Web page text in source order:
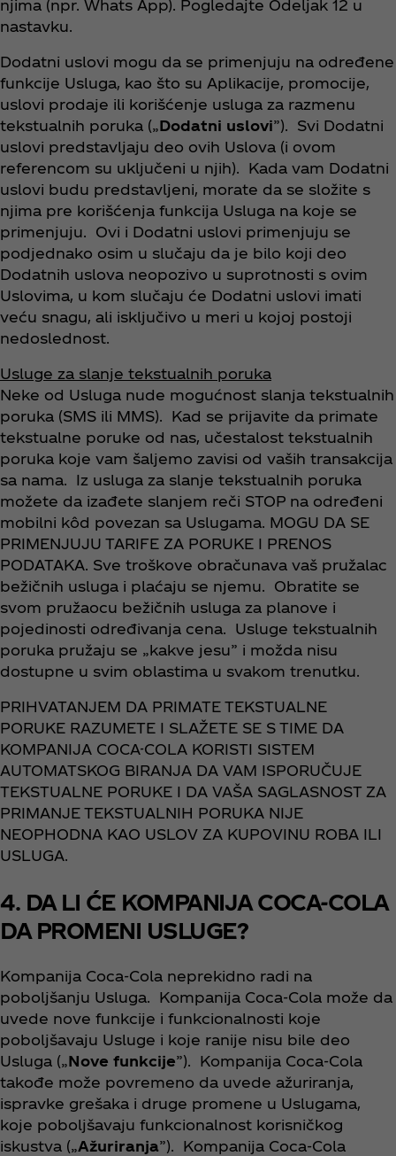
njima (npr. Whats App). Pogledajte Odeljak 12 u
nastavku.
Dodatni uslovi mogu da se primenjuju na određene
funkcije Usluga, kao što su Aplikacije, promocije,
uslovi prodaje ili korišćenje usluga za razmenu
tekstualnih poruka („Dodatni uslovi”). Svi Dodatni
uslovi predstavljaju deo ovih Uslova (i ovom
referencom su uključeni u njih). Kada vam Dodatni
uslovi budu predstavljeni, morate da se složite s
njima pre korišćenja funkcija Usluga na koje se
primenjuju. Ovi i Dodatni uslovi primenjuju se
podjednako osim u slučaju da je bilo koji deo
Dodatnih uslova neopozivo u suprotnosti s ovim
Uslovima, u kom slučaju će Dodatni uslovi imati
veću snagu, ali isključivo u meri u kojoj postoji
nedoslednost.
Usluge za slanje tekstualnih poruka
Neke od Usluga nude mogućnost slanja tekstualnih
poruka (SMS ili MMS). Kad se prijavite da primate
tekstualne poruke od nas, učestalost tekstualnih
poruka koje vam šaljemo zavisi od vaših transakcija
sa nama. Iz usluga za slanje tekstualnih poruka
možete da izađete slanjem reči STOP na određeni
mobilni kôd povezan sa Uslugama. MOGU DA SE
PRIMENJUJU TARIFE ZA PORUKE I PRENOS
PODATAKA. Sve troškove obračunava vaš pružalac
bežičnih usluga i plaćaju se njemu. Obratite se
svom pružaocu bežičnih usluga za planove i
pojedinosti određivanja cena. Usluge tekstualnih
poruka pružaju se „kakve jesu” i možda nisu
dostupne u svim oblastima u svakom trenutku.
PRIHVATANJEM DA PRIMATE TEKSTUALNE
PORUKE RAZUMETE I SLAŽETE SE S TIME DA
KOMPANIJA COCA-COLA KORISTI SISTEM
AUTOMATSKOG BIRANJA DA VAM ISPORUČUJE
TEKSTUALNE PORUKE I DA VAŠA SAGLASNOST ZA
PRIMANJE TEKSTUALNIH PORUKA NIJE
NEOPHODNA KAO USLOV ZA KUPOVINU ROBA ILI
USLUGA.
4. DA LI ĆE KOMPANIJA COCA-COLA
DA PROMENI USLUGE?
Kompanija Coca‑Cola neprekidno radi na
poboljšanju Usluga. Kompanija Coca‑Cola može da
uvede nove funkcije i funkcionalnosti koje
poboljšavaju Usluge i koje ranije nisu bile deo
Usluga („Nove funkcije”). Kompanija Coca‑Cola
takođe može povremeno da uvede ažuriranja,
ispravke grešaka i druge promene u Uslugama,
koje poboljšavaju funkcionalnost korisničkog
iskustva („Ažuriranja”). Kompanija Coca‑Cola